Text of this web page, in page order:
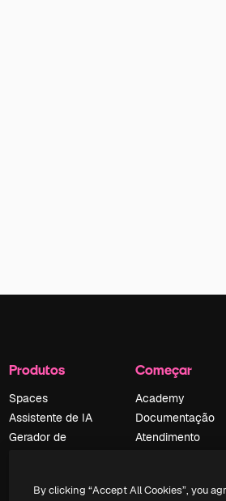
Produtos
Spaces
Assistente de IA
Gerador de
Texto para voz
Começar
Academy
Documentação
Atendimento
Política de
By clicking “Accept All Cookies”, you